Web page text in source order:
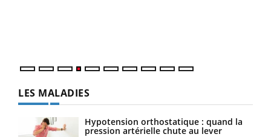
LES MALADIES
Hypotension orthostatique : quand la
pression artérielle chute au lever